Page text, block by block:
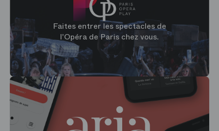
Faites entrer les spectacles de
l'Opéra de Paris chez vous.